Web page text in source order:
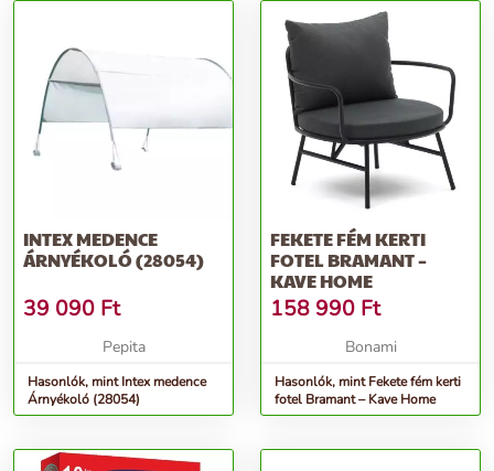
INTEX MEDENCE
ÁRNYÉKOLÓ (28054)
39 090 Ft
Pepita
Hasonlók, mint Intex medence
Árnyékoló (28054)
FEKETE FÉM KERTI
FOTEL BRAMANT –
KAVE HOME
158 990 Ft
Bonami
Hasonlók, mint Fekete fém kerti
fotel Bramant – Kave Home